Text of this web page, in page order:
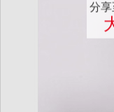
分